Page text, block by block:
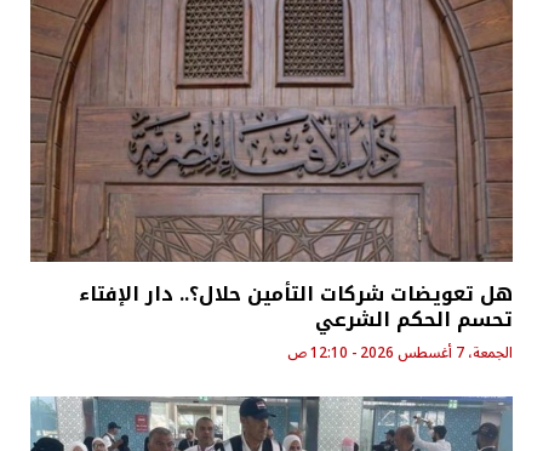
هل تعويضات شركات التأمين حلال؟.. دار الإفتاء
تحسم الحكم الشرعي
الجمعة، 7 أغسطس 2026 - 12:10 ص